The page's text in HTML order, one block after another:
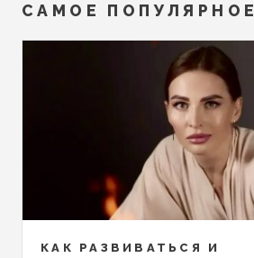
САМОЕ ПОПУЛЯРНОЕ
КАК РАЗВИВАТЬСЯ И